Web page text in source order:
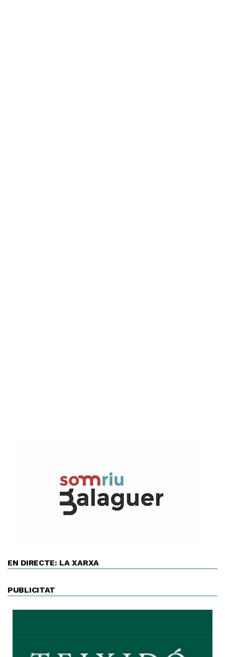
EN DIRECTE: LA XARXA
PUBLICITAT